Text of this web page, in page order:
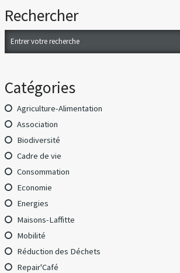
Rechercher
Catégories
Agriculture-Alimentation
Association
Biodiversité
Cadre de vie
Consommation
Economie
Energies
Maisons-Laffitte
Mobilité
Réduction des Déchets
Repair'Café